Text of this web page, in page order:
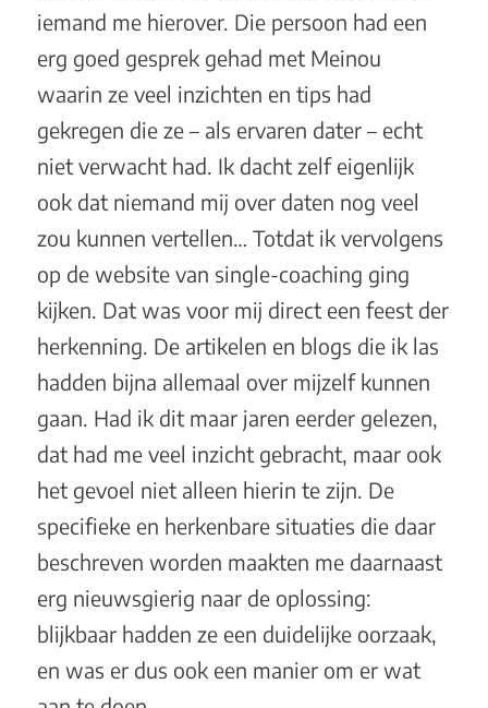
iemand me hierover. Die persoon had een
erg goed gesprek gehad met Meinou
waarin ze veel inzichten en tips had
gekregen die ze – als ervaren dater – echt
niet verwacht had. Ik dacht zelf eigenlijk
ook dat niemand mij over daten nog veel
zou kunnen vertellen… Totdat ik vervolgens
op de website van single-coaching ging
kijken. Dat was voor mij direct een feest der
herkenning. De artikelen en blogs die ik las
hadden bijna allemaal over mijzelf kunnen
gaan. Had ik dit maar jaren eerder gelezen,
dat had me veel inzicht gebracht, maar ook
het gevoel niet alleen hierin te zijn. De
specifieke en herkenbare situaties die daar
beschreven worden maakten me daarnaast
erg nieuwsgierig naar de oplossing:
blijkbaar hadden ze een duidelijke oorzaak,
en was er dus ook een manier om er wat